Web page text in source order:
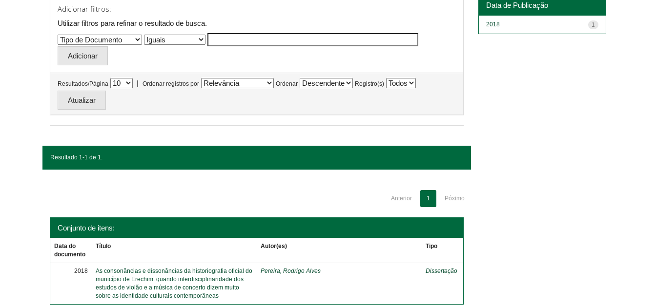
Adicionar filtros:
Utilizar filtros para refinar o resultado de busca.
Resultados/Página | Ordenar registros por Ordenar Registro(s)
Resultado 1-1 de 1.
Anterior 1 Póximo
Conjunto de itens:
Data do
documento
Título Autor(es) Tipo
2018
As consonâncias e dissonâncias da historiografia oficial do
município de Erechim: quando interdisciplinaridade dos
estudos de violão e a música de concerto dizem muito
sobre as identidade culturais contemporâneas
Pereira, Rodrigo Alves Dissertação
Data de Publicação
1
2018